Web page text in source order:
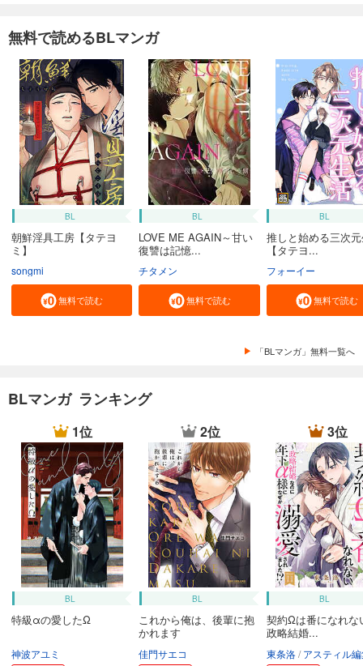
無料で読めるBLマンガ
BL
朝鮮淫具工房【タテヨ
ミ】
songmi
無料で読む
BL
LOVE ME AGAIN～甘い
復讐は記憶...
チタメン
無料で読む
BL
推しと始める三次
【タテヨ...
フォーイー
無料で読む
「BLマンガ」無料一覧へ
BLマンガ ランキング
1位
BL
特級αの愛したΩ
神波アユミ
2位
BL
これから俺は、後輩に抱
かれます
佳門サエコ
3位
BL
契約Ωは番になれな
政略結婚...
東条洛 アスティル